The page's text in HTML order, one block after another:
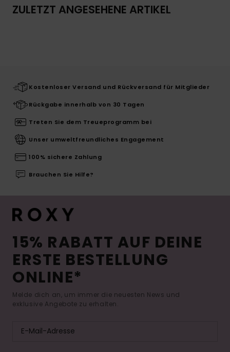
ZULETZT ANGESEHENE ARTIKEL
Kostenloser Versand und Rückversand für Mitglieder
Rückgabe innerhalb von 30 Tagen
Treten Sie dem Treueprogramm bei
Unser umweltfreundliches Engagement
100% sichere Zahlung
Brauchen Sie Hilfe?
15% RABATT AUF DEINE
ERSTE BESTELLUNG
ONLINE*
Melde dich an, um immer die neuesten News und
exklusive Angebote zu erhalten.